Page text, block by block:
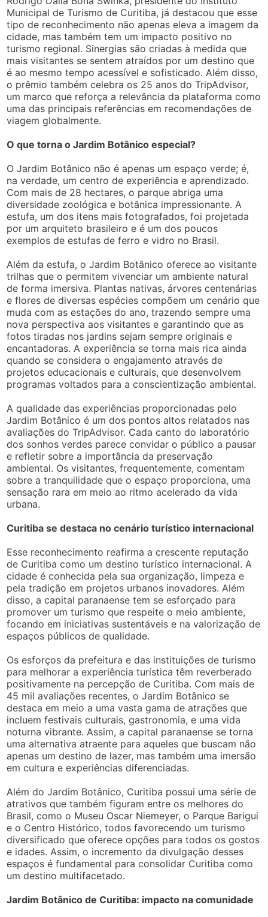
Municipal de Turismo de Curitiba, já destacou que esse
tipo de reconhecimento não apenas eleva a imagem da
cidade, mas também tem um impacto positivo no
turismo regional. Sinergias são criadas à medida que
mais visitantes se sentem atraídos por um destino que
é ao mesmo tempo acessível e sofisticado. Além disso,
o prêmio também celebra os 25 anos do TripAdvisor,
um marco que reforça a relevância da plataforma como
uma das principais referências em recomendações de
viagem globalmente.
O que torna o Jardim Botânico especial?
O Jardim Botânico não é apenas um espaço verde; é,
na verdade, um centro de experiência e aprendizado.
Com mais de 28 hectares, o parque abriga uma
diversidade zoológica e botânica impressionante. A
estufa, um dos itens mais fotografados, foi projetada
por um arquiteto brasileiro e é um dos poucos
exemplos de estufas de ferro e vidro no Brasil.
Além da estufa, o Jardim Botânico oferece ao visitante
trilhas que o permitem vivenciar um ambiente natural
de forma imersiva. Plantas nativas, árvores centenárias
e flores de diversas espécies compõem um cenário que
muda com as estações do ano, trazendo sempre uma
nova perspectiva aos visitantes e garantindo que as
fotos tiradas nos jardins sejam sempre originais e
encantadoras. A experiência se torna mais rica ainda
quando se considera o engajamento através de
projetos educacionais e culturais, que desenvolvem
programas voltados para a conscientização ambiental.
A qualidade das experiências proporcionadas pelo
Jardim Botânico é um dos pontos altos relatados nas
avaliações do TripAdvisor. Cada canto do laboratório
dos sonhos verdes parece convidar o público a pausar
e refletir sobre a importância da preservação
ambiental. Os visitantes, frequentemente, comentam
sobre a tranquilidade que o espaço proporciona, uma
sensação rara em meio ao ritmo acelerado da vida
urbana.
Curitiba se destaca no cenário turístico internacional
Esse reconhecimento reafirma a crescente reputação
de Curitiba como um destino turístico internacional. A
cidade é conhecida pela sua organização, limpeza e
pela tradição em projetos urbanos inovadores. Além
disso, a capital paranaense tem se esforçado para
promover um turismo que respeite o meio ambiente,
focando em iniciativas sustentáveis e na valorização de
espaços públicos de qualidade.
Os esforços da prefeitura e das instituições de turismo
para melhorar a experiência turística têm reverberado
positivamente na percepção de Curitiba. Com mais de
45 mil avaliações recentes, o Jardim Botânico se
destaca em meio a uma vasta gama de atrações que
incluem festivais culturais, gastronomia, e uma vida
noturna vibrante. Assim, a capital paranaense se torna
uma alternativa atraente para aqueles que buscam não
apenas um destino de lazer, mas também uma imersão
em cultura e experiências diferenciadas.
Além do Jardim Botânico, Curitiba possui uma série de
atrativos que também figuram entre os melhores do
Brasil, como o Museu Oscar Niemeyer, o Parque Barigui
e o Centro Histórico, todos favorecendo um turismo
diversificado que oferece opções para todos os gostos
e idades. Assim, o incremento da divulgação desses
espaços é fundamental para consolidar Curitiba como
um destino multifacetado.
Jardim Botânico de Curitiba: impacto na comunidade